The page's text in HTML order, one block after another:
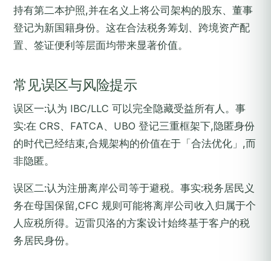
持有第二本护照,并在名义上将公司架构的股东、董事
登记为新国籍身份。这在合法税务筹划、跨境资产配
置、签证便利等层面均带来显著价值。
常见误区与风险提示
误区一:认为 IBC/LLC 可以完全隐藏受益所有人。事
实:在 CRS、FATCA、UBO 登记三重框架下,隐匿身份
的时代已经结束,合规架构的价值在于「合法优化」,而
非隐匿。
误区二:认为注册离岸公司等于避税。事实:税务居民义
务在母国保留,CFC 规则可能将离岸公司收入归属于个
人应税所得。迈雷贝洛的方案设计始终基于客户的税
务居民身份。